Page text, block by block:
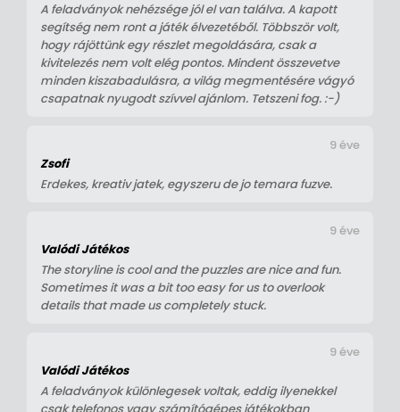
A feladványok nehézsége jól el van találva. A kapott
segítség nem ront a játék élvezetéből. Többször volt,
hogy rájöttünk egy részlet megoldására, csak a
kivitelezés nem volt elég pontos. Mindent összevetve
minden kiszabadulásra, a világ megmentésére vágyó
csapatnak nyugodt szívvel ajánlom. Tetszeni fog. :-)
Zsofi
Erdekes, kreativ jatek, egyszeru de jo temara fuzve.
9 éve
Valódi Játékos
The storyline is cool and the puzzles are nice and fun.
Sometimes it was a bit too easy for us to overlook
details that made us completely stuck.
9 éve
Valódi Játékos
A feladványok különlegesek voltak, eddig ilyenekkel
9 éve